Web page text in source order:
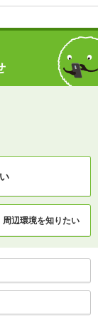
周辺環境を知りたい